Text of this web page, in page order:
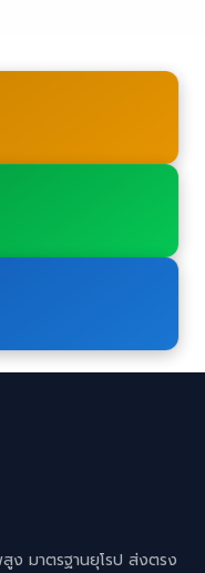
ง มาตรฐานยุโรป ส่งตรง